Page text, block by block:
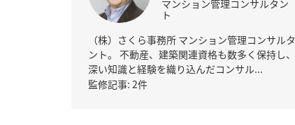
マンション管理コンサルタン
ト
（株）さくら事務所 マンション管理コンサルタ
ント。 不動産、建築関連資格も数多く保持し、
深い知識と経験を織り込んだコンサル...
監修記事: 2件